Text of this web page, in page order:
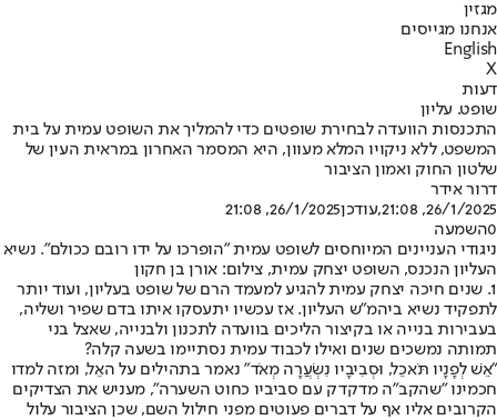
מגזין
אנחנו מגייסים
English
X
דעות
שופט. עליון
התכנסות הוועדה לבחירת שופטים כדי להמליך את השופט עמית על בית
המשפט, ללא ניקויו המלא מעוון, היא המסמר האחרון במראית העין של
שלטון החוק ואמון הציבור
דרור אידר
26/1/2025, 21:08
,עודכן26/1/2025, 21:08
0השמעה
ניגודי העניינים המיוחסים לשופט עמית ״הופרכו על ידו רובם ככולם". נשיא
העליון הנכנס, השופט יצחק עמית, צילום: אורן בן חקון
1. שנים חיכה יצחק עמית להגיע למעמד הרם של שופט בעליון, ועוד יותר
לתפקיד נשיא ביהמ"ש העליון. אז עכשיו יתעסקו איתו בדם שפיר ושליה,
בעבירות בנייה או בקיצור הליכים בוועדה לתכנון ולבנייה, שאצל בני
תמותה נמשכים שנים ואילו לכבוד עמית נסתיימו בשעה קלה?
"אֵשׁ לְפָנָיו תֹּאכֵל, וּסְבִיבָיו נִשְׂעֲרָה מְאֹד" נאמר בתהילים על האֵל, ומזה למדו
חכמינו "שהקב"ה מדקדק עם סביביו כחוט השערה", מעניש את הצדיקים
הקרובים אליו אף על דברים פעוטים מפני חילול השם, שכן הציבור עלול